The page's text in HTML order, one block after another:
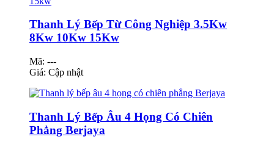
Thanh Lý Bếp Từ Công Nghiệp 3.5Kw
8Kw 10Kw 15Kw
Mã: ---
Giá: Cập nhật
Thanh Lý Bếp Âu 4 Họng Có Chiên
Phẳng Berjaya